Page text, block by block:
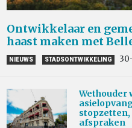
Ontwikkelaar en
haast maken met
NIEUWS STADSONTWIKKELING
Wethouder
stopzetten,
afspraken